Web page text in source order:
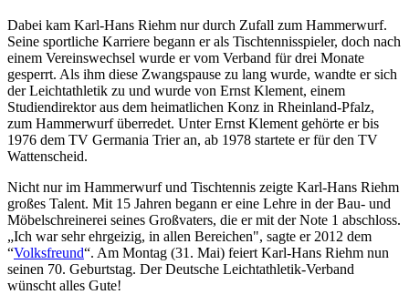
Dabei kam Karl-Hans Riehm nur durch Zufall zum Hammerwurf.
Seine sportliche Karriere begann er als Tischtennisspieler, doch nach
einem Vereinswechsel wurde er vom Verband für drei Monate
gesperrt. Als ihm diese Zwangspause zu lang wurde, wandte er sich
der Leichtathletik zu und wurde von Ernst Klement, einem
Studiendirektor aus dem heimatlichen Konz in Rheinland-Pfalz,
zum Hammerwurf überredet. Unter Ernst Klement gehörte er bis
1976 dem TV Germania Trier an, ab 1978 startete er für den TV
Wattenscheid.
Nicht nur im Hammerwurf und Tischtennis zeigte Karl-Hans Riehm
großes Talent. Mit 15 Jahren begann er eine Lehre in der Bau- und
Möbelschreinerei seines Großvaters, die er mit der Note 1 abschloss.
„Ich war sehr ehrgeizig, in allen Bereichen", sagte er 2012 dem
“Volksfreund“. Am Montag (31. Mai) feiert Karl-Hans Riehm nun
seinen 70. Geburtstag. Der Deutsche Leichtathletik-Verband
wünscht alles Gute!